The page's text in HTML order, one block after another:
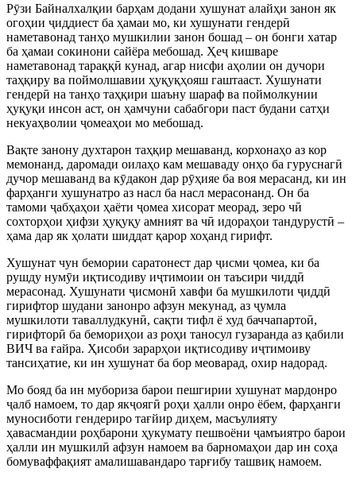
Рӯзи Байналхалқии барҳам додани хушунат алайҳи занон як
огоҳии ҷиддиест ба ҳамаи мо, ки хушунати гендерӣ
наметавонад танҳо мушкилии занон бошад – он бонги хатар
ба ҳамаи сокинони сайёра мебошад. Ҳеҷ кишваре
наметавонад тараққӣ кунад, агар нисфи аҳолии он дучори
таҳқиру ва поймолшавии ҳуқуқҳояш гаштааст. Хушунати
гендерӣ на танҳо таҳқири шаъну шараф ва поймолкунии
ҳуқуқи инсон аст, он ҳамчуни сабабгори паст будани сатҳи
некуаҳволии ҷомеаҳои мо мебошад.
Вақте занону духтарон таҳқир мешаванд, корхонаҳо аз кор
мемонанд, даромади оилаҳо кам мешаваду онҳо ба гуруснагӣ
дучор мешаванд ва кӯдакон дар рӯҳияе ба воя мерасанд, ки ин
фарҳанги хушунатро аз насл ба насл мерасонанд. Он ба
тамоми ҷабҳаҳои ҳаёти ҷомеа хисорат меорад, зеро чӣ
сохторҳои ҳифзи ҳуқуқу амният ва чӣ идораҳои тандурустӣ –
ҳама дар як ҳолати шиддат қарор хоҳанд гирифт.
Хушунат чун бемории саратонест дар ҷисми ҷомеа, ки ба
рушду нумӯи иқтисодиву иҷтимоии он таъсири чиддӣ
мерасонад. Хушунати ҷисмонӣ хавфи ба мушкилоти ҷиддӣ
гирифтор шудани занонро афзун мекунад, аз ҷумла
мушкилоти таваллудкунӣ, сақти тифл ё худ баччапартоӣ,
гирифторӣ ба бемориҳои аз роҳи таносул гузаранда аз қабили
ВИЧ ва ғайра. Ҳисоби зарарҳои иқтисодиву иҷтимоиву
тансиҳатие, ки ин хушунат ба бор меоварад, охир надорад.
Мо бояд ба ин мубориза барои пешгирии хушунат мардонро
ҷалб намоем, то дар якҷоягӣ роҳи ҳалли онро ёбем, фарҳанги
муносиботи гендериро тағйир диҳем, масъулияту
ҳавасмандии роҳбарони ҳукумату пешвоёни ҷамъиятро барои
ҳалли ин мушкилӣ афзун намоем ва барномаҳои дар ин соҳа
бомуваффақият амалишавандаро тарғибу ташвиқ намоем.